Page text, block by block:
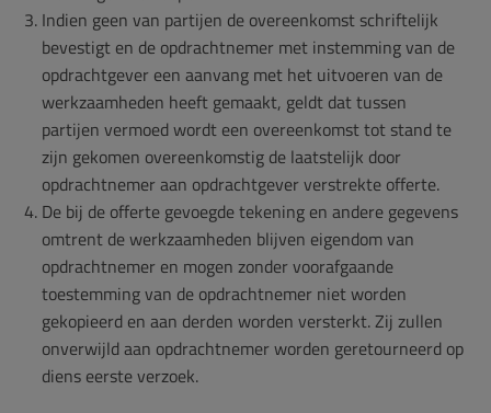
Indien geen van partijen de overeenkomst schriftelijk
bevestigt en de opdrachtnemer met instemming van de
opdrachtgever een aanvang met het uitvoeren van de
werkzaamheden heeft gemaakt, geldt dat tussen
partijen vermoed wordt een overeenkomst tot stand te
zijn gekomen overeenkomstig de laatstelijk door
opdrachtnemer aan opdrachtgever verstrekte offerte.
De bij de offerte gevoegde tekening en andere gegevens
omtrent de werkzaamheden blijven eigendom van
opdrachtnemer en mogen zonder voorafgaande
toestemming van de opdrachtnemer niet worden
gekopieerd en aan derden worden versterkt. Zij zullen
onverwijld aan opdrachtnemer worden geretourneerd op
diens eerste verzoek.